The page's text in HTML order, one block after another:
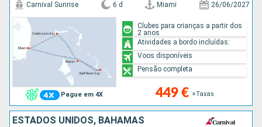
Pague em 4X
Carnival Sunrise 6 d Miami 26/06/2027
449 € +Taxas
Clubes para crianças a partir dos
2 anos
Atividades a bordo incluídas:
Voos disponíveis
Pensão completa
ESTADOS UNIDOS, BAHAMAS